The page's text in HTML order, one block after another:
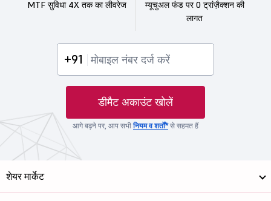
MTF सुविधा 4X तक का लीवरेज
म्यूचुअल फंड पर 0 ट्रांज़ैक्शन की
लागत
+91
डीमैट अकाउंट खोलें
आगे बढ़ने पर, आप सभीनियम व शर्तों*से सहमत हैं
शेयर मार्केट